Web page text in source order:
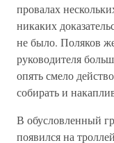
провалах
никаких
не было. Поляков
руководителя
опять смело
собирать и
В обусловленный
появился на